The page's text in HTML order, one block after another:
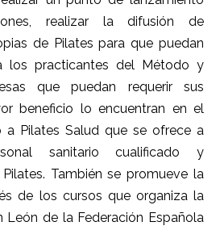
realizar la difusión de
de Pilates para que puedan
los practicantes del Método y
que puedan requerir sus
beneficio lo encuentran en el
a Pilates Salud que se ofrece a
sanitario cualificado y
También se promueve la
de los cursos que organiza la
León de la Federación Española